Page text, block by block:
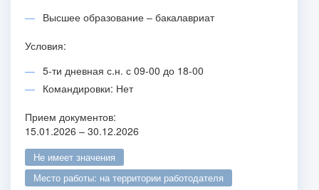
Высшее образование – бакалавриат
Условия:
5-ти дневная с.н. с 09-00 до 18-00
Командировки: Нет
Прием документов:
15.01.2026 – 30.12.2026
не имеет значения
место работы: на территории работодателя